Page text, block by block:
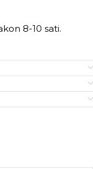
8-10 sati.